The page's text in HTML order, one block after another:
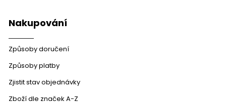
Nakupování
Způsoby doručení
Způsoby platby
Zjistit stav objednávky
Zboží dle značek A-Z